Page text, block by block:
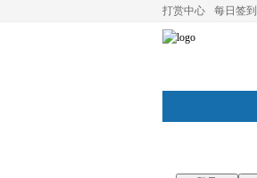
打赏中心 每日签到